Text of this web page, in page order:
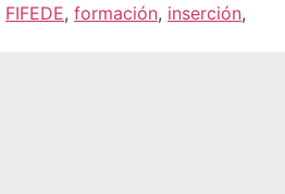
FIFEDE, formación, inserción,